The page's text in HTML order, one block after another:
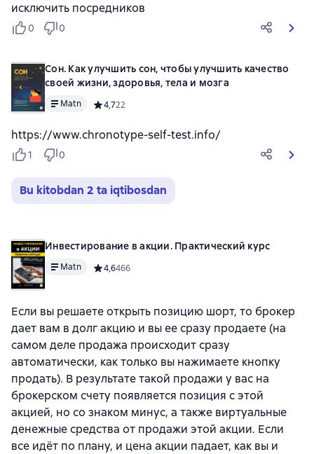
исключить посредников
0 0
Сон. Как улучшить сон, чтобы улучшить качество
своей жизни, здоровья, тела и мозга
Matn Средний рейтинг 4,7 на основе 22 оценок
4,722
https://www.chronotype-self-test.info/
1 0
Bu kitobdan 2 ta iqtibosdan
Инвестирование в акции. Практический курс
Matn Средний рейтинг 4,6 на основе 466 оценок
4,6466
Если вы решаете открыть позицию шорт, то брокер
дает вам в долг акцию и вы ее сразу продаете (на
самом деле продажа происходит сразу
автоматически, как только вы нажимаете кнопку
продать). В результате такой продажи у вас на
брокерском счету появляется позиция с этой
акцией, но со знаком минус, а также виртуальные
денежные средства от продажи этой акции. Если
все идёт по плану, и цена акции падает, как вы и